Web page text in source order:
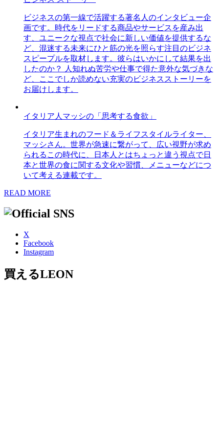
ビジネスの第一線で活躍する著名人のインタビュー企
画です。時代をリードする商品やサービスを産み出
す、ユニークな視点で社会に新しい価値を提供するな
ど、混迷する未来にひと筋の光を照らす注目のビジネ
スピープルを取材します。彼らはいかにして結果を出
したのか？ 人知れぬ苦労や仕事で得た意外な気づきな
ど、ここでしか読めない充実のビジネスストーリーを
お届けします。
イタリア人マッシの「思考する食欲」
イタリア生まれのフード＆ライフスタイルライター、
マッシさん。世界が急速に繋がって、広い視野が求め
られるこの時代に、日本人とはちょっと違う視点で日
本と世界の食に関する文化や習慣、メニューなどにつ
いて考える連載です。
READ MORE
X
Facebook
Instagram
買えるLEON